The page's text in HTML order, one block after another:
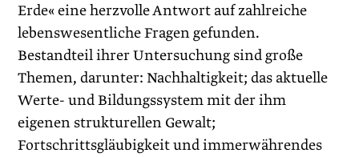
Erde« eine herzvolle Antwort auf zahlreiche
lebenswesentliche Fragen gefunden.
Bestandteil ihrer Untersuchung sind große
Themen, darunter: Nachhaltigkeit; das aktuelle
Werte- und Bildungssystem mit der ihm
eigenen strukturellen Gewalt;
Fortschrittsgläubigkeit und immerwährendes